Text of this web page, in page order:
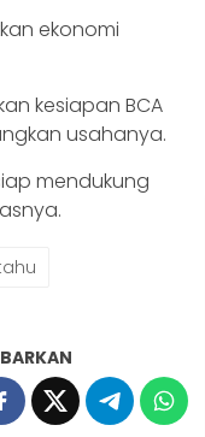
ekonomi
kesiapan BCA
usahanya.
mendukung